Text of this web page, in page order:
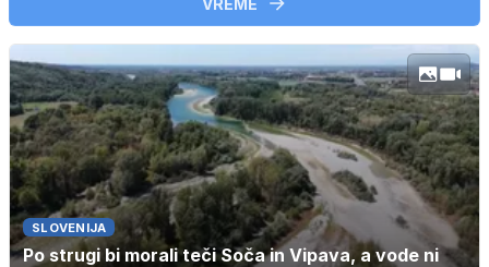
SLOVENIJA
Po strugi bi morali teči Soča in Vipava, a vode ni